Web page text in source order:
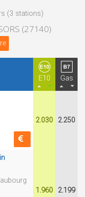
(3 stations)
(27140)
E10 Gas
2.030 2.250
1.960 2.199